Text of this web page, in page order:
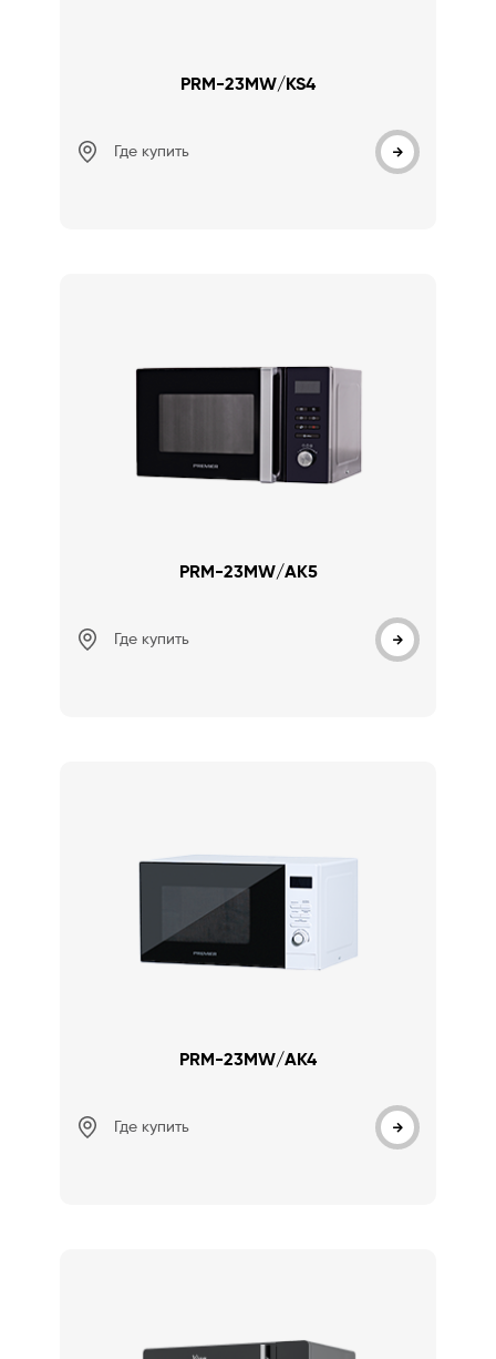
PRM-23MW/KS4
Где купить
PRM-23MW/AK5
Где купить
PRM-23MW/AK4
Где купить